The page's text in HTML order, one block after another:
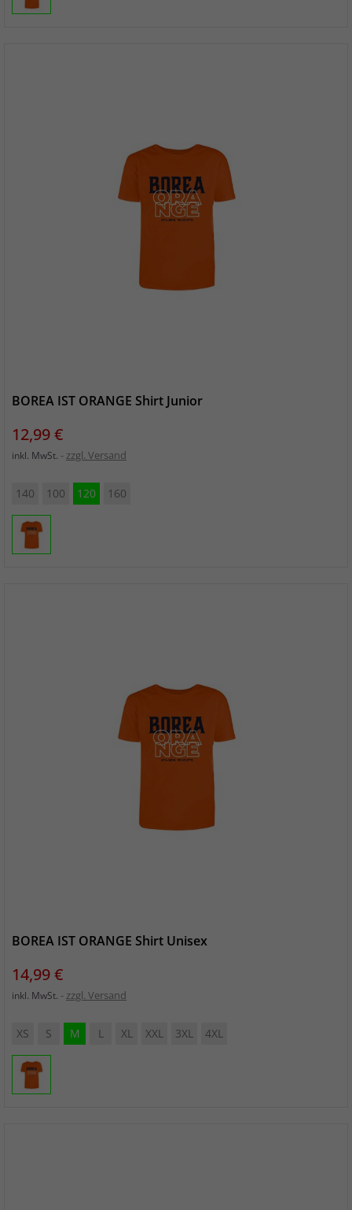
BOREA IST ORANGE Shirt Junior
Preis
12,99 €
inkl. MwSt. zzgl. Versand
140 100 120 160
BOREA IST ORANGE Shirt Unisex
Preis
14,99 €
inkl. MwSt. zzgl. Versand
XS S M L XL XXL 3XL 4XL